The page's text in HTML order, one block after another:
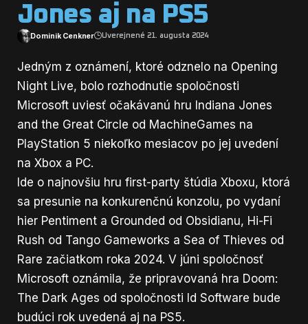
Jones aj na PS5
Dominik Cenkner Uverejnené 21. augusta 2024
Jedným z oznámení, ktoré odznelo na Opening
Night Live, bolo rozhodnutie spoločnosti
Microsoft uviesť očakávanú hru Indiana Jones
and the Great Circle od MachineGames na
PlayStation 5 niekoľko mesiacov po jej uvedení
na Xbox a PC.
Ide o najnovšiu hru first-party štúdia Xboxu, ktorá
sa presunie na konkurenčnú konzolu, po vydaní
hier Pentiment a Grounded od Obsidianu, Hi-Fi
Rush od Tango Gameworks a Sea of Thieves od
Rare začiatkom roka 2024. V júni spoločnosť
Microsoft oznámila, že pripravovaná hra Doom:
The Dark Ages od spoločnosti Id Software bude
budúci rok uvedená aj na PS5.